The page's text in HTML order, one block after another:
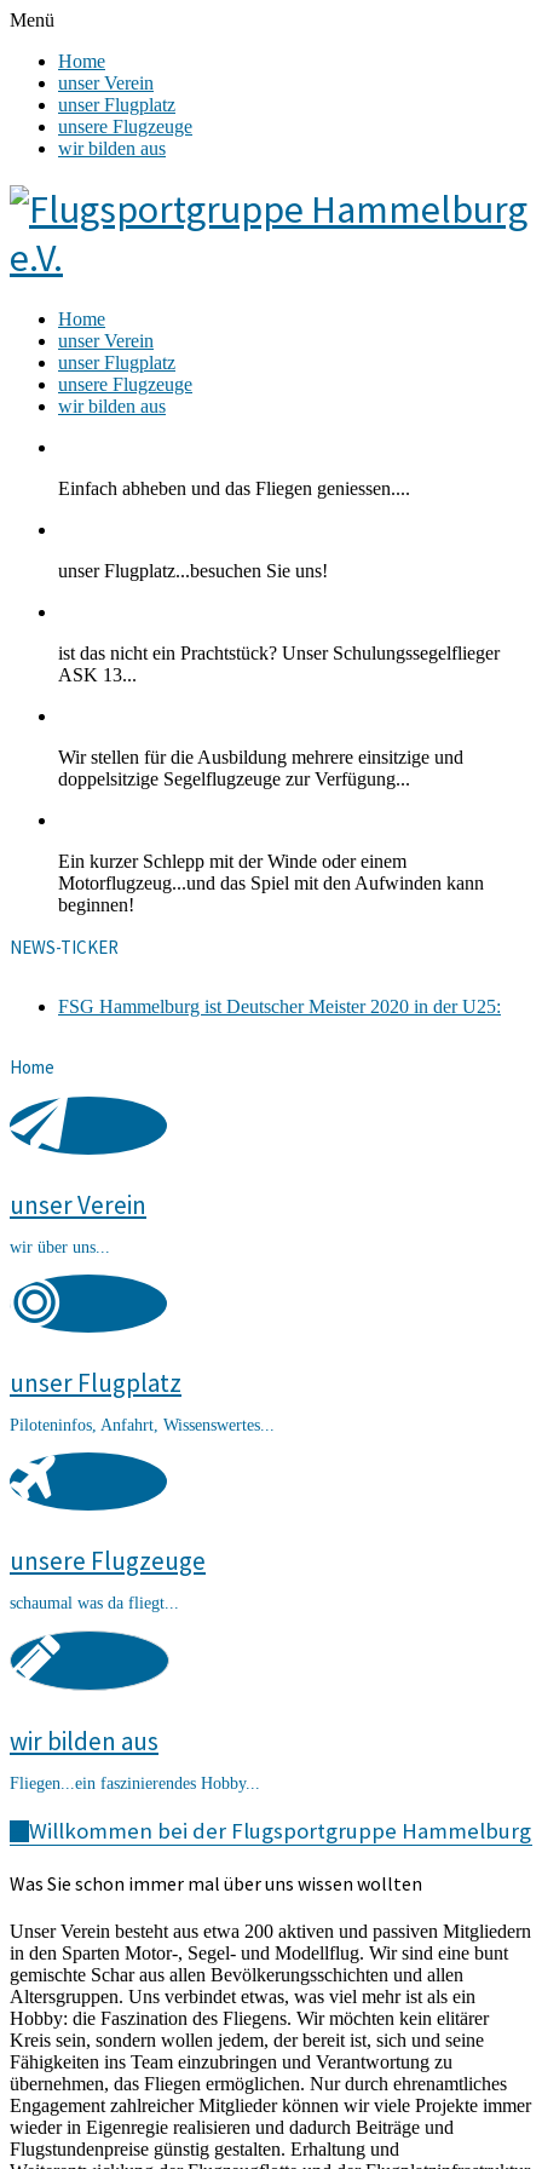
Menü
Home
unser Verein
unser Flugplatz
unsere Flugzeuge
wir bilden aus
Home
unser Verein
unser Flugplatz
unsere Flugzeuge
wir bilden aus
Einfach abheben und das Fliegen geniessen....
unser Flugplatz...besuchen Sie uns!
ist das nicht ein Prachtstück? Unser Schulungssegelflieger
ASK 13...
Wir stellen für die Ausbildung mehrere einsitzige und
doppelsitzige Segelflugzeuge zur Verfügung...
Ein kurzer Schlepp mit der Winde oder einem
Motorflugzeug...und das Spiel mit den Aufwinden kann
beginnen!
NEWS-TICKER
FSG Hammelburg ist Deutscher Meister 2020 in der U25:
Home
unser Verein
wir über uns...
unser Flugplatz
Piloteninfos, Anfahrt, Wissenswertes...
unsere Flugzeuge
schaumal was da fliegt...
wir bilden aus
Fliegen...ein faszinierendes Hobby...
Willkommen bei der Flugsportgruppe Hammelburg
Was Sie schon immer mal über uns wissen wollten
Unser Verein besteht aus etwa 200 aktiven und passiven Mitgliedern
in den Sparten Motor-, Segel- und Modellflug. Wir sind eine bunt
gemischte Schar aus allen Bevölkerungsschichten und allen
Altersgruppen. Uns verbindet etwas, was viel mehr ist als ein
Hobby: die Faszination des Fliegens. Wir möchten kein elitärer
Kreis sein, sondern wollen jedem, der bereit ist, sich und seine
Fähigkeiten ins Team einzubringen und Verantwortung zu
übernehmen, das Fliegen ermöglichen. Nur durch ehrenamtliches
Engagement zahlreicher Mitglieder können wir viele Projekte immer
wieder in Eigenregie realisieren und dadurch Beiträge und
Flugstundenpreise günstig gestalten. Erhaltung und